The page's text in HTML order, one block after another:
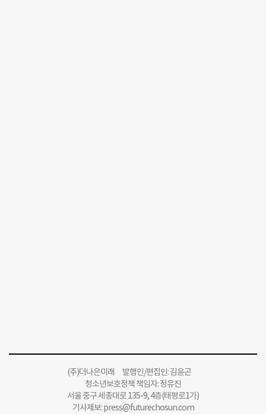
(주)더나은미래 발행인/편집인: 김윤곤
청소년보호정책 책임자: 정유진
서울 중구 세종대로 135-9, 4층(태평로1가)
기사제보:press@futurechosun.com